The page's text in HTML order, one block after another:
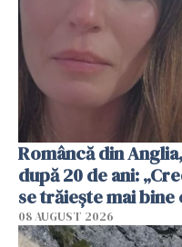
Româncă din
după 20 de ani:
se trăiește mai bine
08 AUGUST 2026